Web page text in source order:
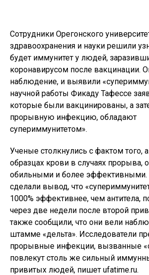
Сотрудники Орегонского
здравоохранения и науки решили
будет иммунитет у людей,
коронавирусом после вакцинации.
наблюдение, и выявили
научной работы Фикаду Тафессе
которые были вакцинированы, а
прорывную инфекцию, обладают
супериммунитетом».
Ученые столкнулись с фактом того,
образцах крови в случаях прорыва,
обильными и более эффективными.
сделали вывод, что
1000% эффективнее, чем антитела,
через две недели после второй
также сообщили, что они вели
штамме «дельта». Исследователи
прорывные инфекции, вызванные
повлекут столь же сильный
привитых людей, пишет ufatime.ru.